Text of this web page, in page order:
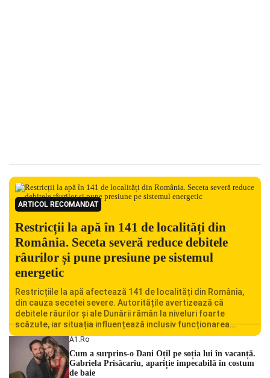
ARTICOL RECOMANDAT
Restricții la apă în 141 de localități din
România. Seceta severă reduce debitele
râurilor și pune presiune pe sistemul
energetic
Restricțiile la apă afectează 141 de localități din România,
din cauza secetei severe. Autoritățile avertizează că
debitele râurilor și ale Dunării rămân la niveluri foarte
scăzute, iar situația influențează inclusiv funcționarea
Centralei Nucleare de la Cernavodă. România se confruntă
cu una dintre cele mai dificile perioade din punct de vedere
hidrologic din ultimii ani. Lipsa […]
A1.ro
Cum a surprins-o Dani Oțil pe soția lui în vacanță.
Gabriela Prisăcariu, apariție impecabilă în costum
de baie